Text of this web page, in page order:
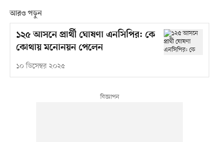
আরও পড়ুন
১২৫ আসনে প্রার্থী ঘোষণা এনসিপির: কে
কোথায় মনোনয়ন পেলেন
১০ ডিসেম্বর ২০২৫